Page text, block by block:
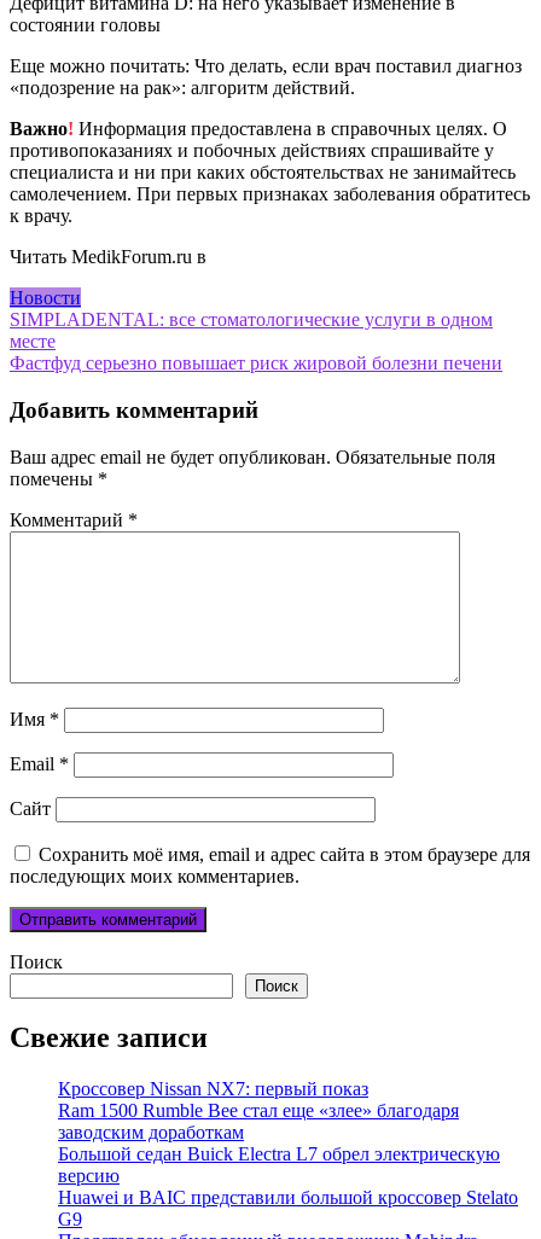
состоянии головы
Еще можно почитать: Что делать, если врач поставил диагноз
«подозрение на рак»: алгоритм действий.
Важно! Информация предоставлена в справочных целях. О
противопоказаниях и побочных действиях спрашивайте у
специалиста и ни при каких обстоятельствах не занимайтесь
самолечением. При первых признаках заболевания обратитесь
к врачу.
Читать MedikForum.ru в
Новости
Навигация
по
SIMPLADENTAL: все стоматологические услуги в одном
месте
Фастфуд серьезно повышает риск жировой болезни печени
Добавить комментарий
Ваш адрес email не будет опубликован. Обязательные поля
помечены *
Комментарий *
Имя *
Email *
Сайт
Сохранить моё имя, email и адрес сайта в этом браузере для
последующих моих комментариев.
Поиск
Поиск
Свежие записи
Кроссовер Nissan NX7: первый показ
Ram 1500 Rumble Bee стал еще «злее» благодаря
заводским доработкам
Большой седан Buick Electra L7 обрел электрическую
версию
Huawei и BAIC представили большой кроссовер Stelato
G9